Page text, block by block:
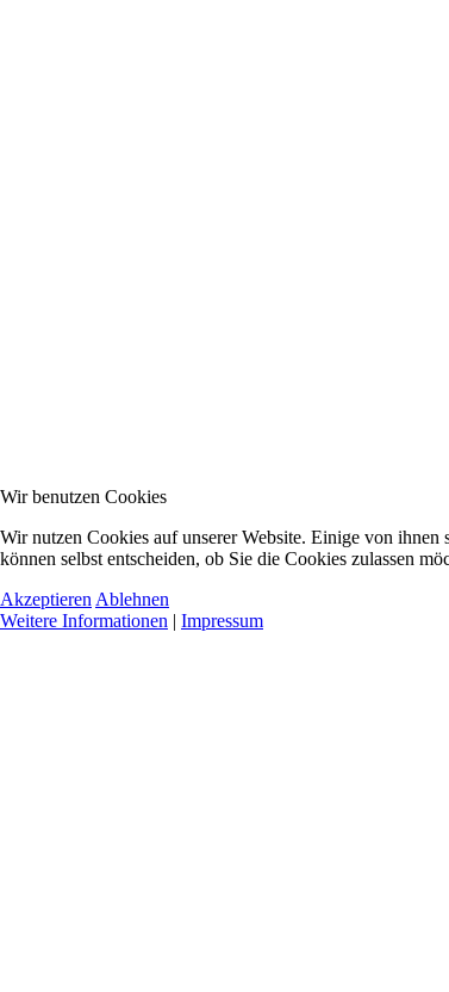
Wir benutzen Cookies
Wir nutzen Cookies auf unserer Website. Einige von
können selbst entscheiden, ob Sie die Cookies zulassen
Akzeptieren Ablehnen
Weitere Informationen | Impressum